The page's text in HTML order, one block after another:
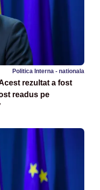
Politica Interna - nationala
rezultat a fost
readus pe